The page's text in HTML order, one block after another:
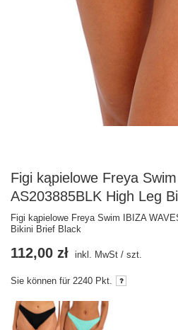
Figi kąpielowe Freya
AS203885BLK High Leg
Figi kąpielowe Freya Swim IBIZA
Bikini Brief Black
112,00 zł inkl. MwSt / szt.
Sie können für 2240 Pkt.